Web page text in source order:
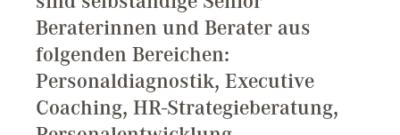
Beraterinnen und Berater aus
folgenden Bereichen:
Personaldiagnostik, Executive
Coaching, HR-Strategieberatung,